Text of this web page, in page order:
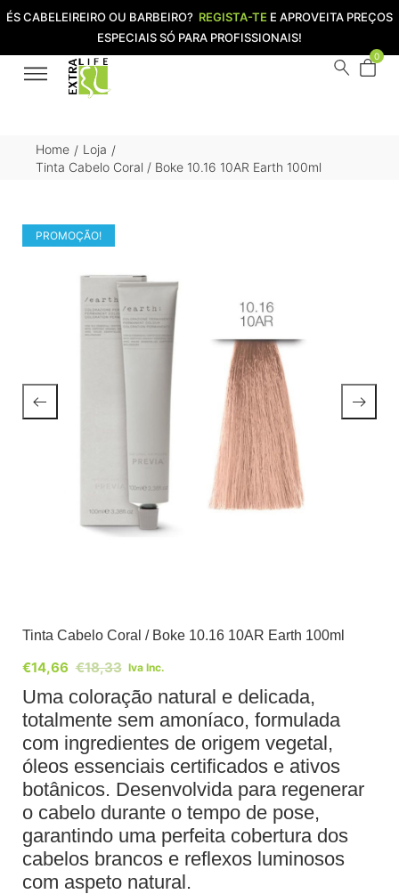
ÉS CABELEIREIRO OU BARBEIRO? REGISTA-TE E APROVEITA PREÇOS
ESPECIAIS SÓ PARA PROFISSIONAIS!
0
Home / Loja /
Tinta Cabelo Coral / Boke 10.16 10AR Earth 100ml
PROMOÇÃO!
Tinta Cabelo Coral / Boke 10.16 10AR Earth 100ml
€18,33
€14,66 Iva Inc.
Uma coloração natural e delicada,
totalmente sem amoníaco, formulada
com ingredientes de origem vegetal,
óleos essenciais certificados e ativos
botânicos. Desenvolvida para regenerar
o cabelo durante o tempo de pose,
garantindo uma perfeita cobertura dos
cabelos brancos e reflexos luminosos
com aspeto natural.